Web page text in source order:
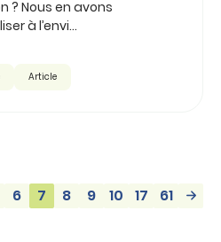
? Nous en avons
à l’envi…
Article
6 7 8 9 10 17 61